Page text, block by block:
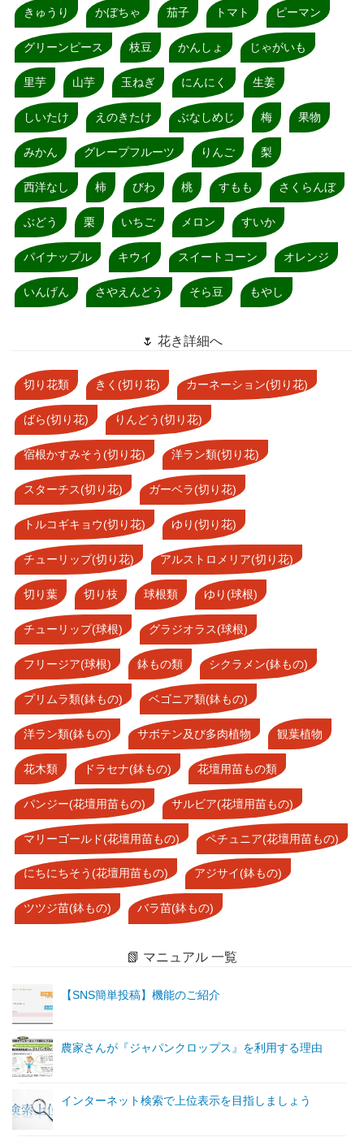
きゅうり かぼちゃ 茄子 トマト ピーマン
グリーンピース 枝豆 かんしょ じゃがいも
里芋 山芋 玉ねぎ にんにく 生姜
しいたけ えのきたけ ぶなしめじ 梅 果物
みかん グレープフルーツ りんご 梨
西洋なし 柿 びわ 桃 すもも さくらんぼ
ぶどう 栗 いちご メロン すいか
パイナップル キウイ スイートコーン オレンジ
いんげん さやえんどう そら豆 もやし
🌷 花き詳細へ
切り花類 きく(切り花) カーネーション(切り花)
ばら(切り花) りんどう(切り花)
宿根かすみそう(切り花) 洋ラン類(切り花)
スターチス(切り花) ガーベラ(切り花)
トルコギキョウ(切り花) ゆり(切り花)
チューリップ(切り花) アルストロメリア(切り花)
切り葉 切り枝 球根類 ゆり(球根)
チューリップ(球根) グラジオラス(球根)
フリージア(球根) 鉢もの類 シクラメン(鉢もの)
プリムラ類(鉢もの) ベゴニア類(鉢もの)
洋ラン類(鉢もの) サボテン及び多肉植物 観葉植物
花木類 ドラセナ(鉢もの) 花壇用苗もの類
パンジー(花壇用苗もの) サルビア(花壇用苗もの)
マリーゴールド(花壇用苗もの) ペチュニア(花壇用苗もの)
にちにちそう(花壇用苗もの) アジサイ(鉢もの)
ツツジ苗(鉢もの) バラ苗(鉢もの)
📗 マニュアル 一覧
【SNS簡単投稿】機能のご紹介
農家さんが『ジャパンクロップス』を利用する理由
インターネット検索で上位表示を目指しましょう